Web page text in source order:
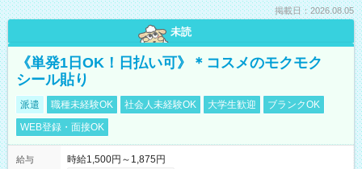
掲載日：2026.08.05
未読
《単発1日OK！日払い可》＊コスメのモクモク
シール貼り
派遣 職種未経験OK 社会人未経験OK 大学生歓迎
ブランクOK
WEB登録・面接OK
給与 時給1,500円～1,875円